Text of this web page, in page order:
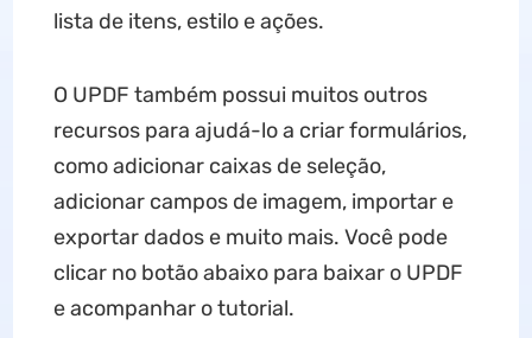
lista de itens, estilo e ações.
O UPDF também possui muitos outros
recursos para ajudá-lo a criar formulários,
como adicionar caixas de seleção,
adicionar campos de imagem, importar e
exportar dados e muito mais. Você pode
clicar no botão abaixo para baixar o UPDF
e acompanhar o tutorial.